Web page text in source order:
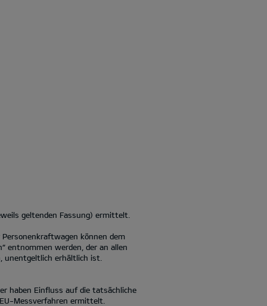
geltenden Fassung) ermittelt.
können dem
entnommen werden, der an allen
unentgeltlich erhältlich ist.
haben Einfluss auf die tatsächliche
Messverfahren ermittelt.